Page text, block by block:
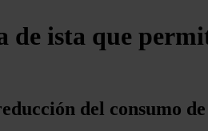
ista que
del consumo